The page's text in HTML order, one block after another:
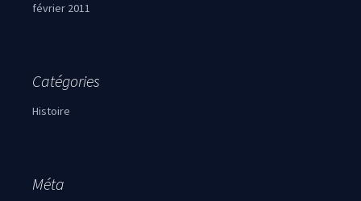
février 2011
Catégories
Histoire
Méta